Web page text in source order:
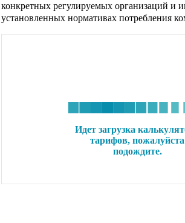
конкретных регулируемых организаций и
установленных нормативах потребления